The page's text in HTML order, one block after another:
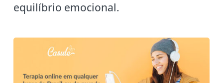
equilíbrio emocional.